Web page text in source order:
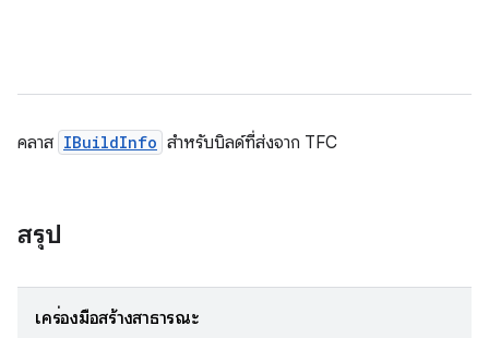
คลาส IBuildInfo สำหรับบิลด์ที่ส่งจาก TFC
สรุป
เครื่องมือสร้างสาธารณะ